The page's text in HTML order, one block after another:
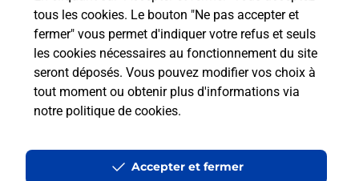
tous les cookies. Le bouton "Ne pas accepter et
fermer" vous permet d'indiquer votre refus et seuls
les cookies nécessaires au fonctionnement du site
seront déposés. Vous pouvez modifier vos choix à
tout moment ou obtenir plus d'informations via
notre politique de cookies.
Accepter et fermer
Localiser Liste Boîtes aux lettres Haute-Marne Voisey
Accessibilité : partiellement conforme